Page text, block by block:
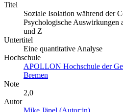
Titel
Soziale Isolation während der
Psychologische Auswirkungen
und Z
Untertitel
Eine quantitative Analyse
Hochschule
APOLLON Hochschule der
Bremen
Note
2,0
Autor
Mike Jäpel (Autor:in)